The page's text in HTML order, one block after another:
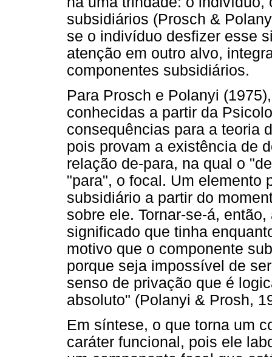
subsidiários (Prosch &
se o indivíduo desfizer esse
atenção em outro alvo,
componentes subsidiários.
Para Prosch e Polanyi
conhecidas a partir da
consequências para a teoria
pois provam a existência de
relação de-para, na qual o
"para", o focal. Um elemento
subsidiário a partir do
sobre ele. Tornar-se-á,
significado que tinha
motivo que o componente
porque seja impossível de
senso de privação que é
absoluto" (Polanyi & Prosh,
Em síntese, o que torna um
caráter funcional, pois ele